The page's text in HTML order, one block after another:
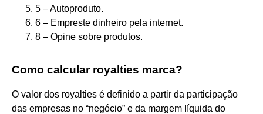
5 – Autoproduto.
6 – Empreste dinheiro pela internet.
8 – Opine sobre produtos.
Como calcular royalties marca?
O valor dos royalties é definido a partir da participação
das empresas no “negócio” e da margem líquida do